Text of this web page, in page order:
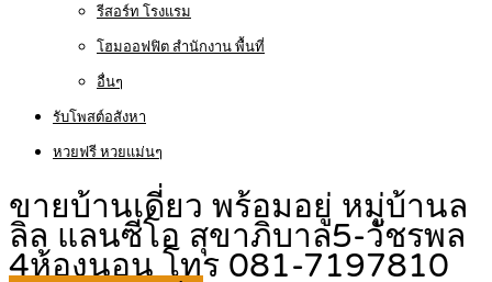
รีสอร์ท โรงแรม
โฮมออฟฟิต สำนักงาน พื้นที่
อื่นๆ
รับโพสต์อสังหา
หวยฟรี หวยแม่นๆ
ขายบ้านเดี่ยว พร้อมอยู่ หมู่บ้านล
ลิล แลนซีโอ สุขาภิบาล5-วัชรพล
4ห้องนอน โทร 081-7197810